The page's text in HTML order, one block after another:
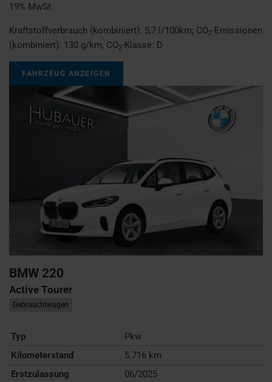
19% MwSt.
Kraftstoffverbrauch (kombiniert): 5,7 l/100km; CO2-Emissionen
(kombiniert): 130 g/km; CO2-Klasse: D
FAHRZEUG ANZEIGEN
BMW 220
Active Tourer
Gebrauchtwagen
Typ
Pkw
Kilometerstand
5.716 km
Erstzulassung
06/2025